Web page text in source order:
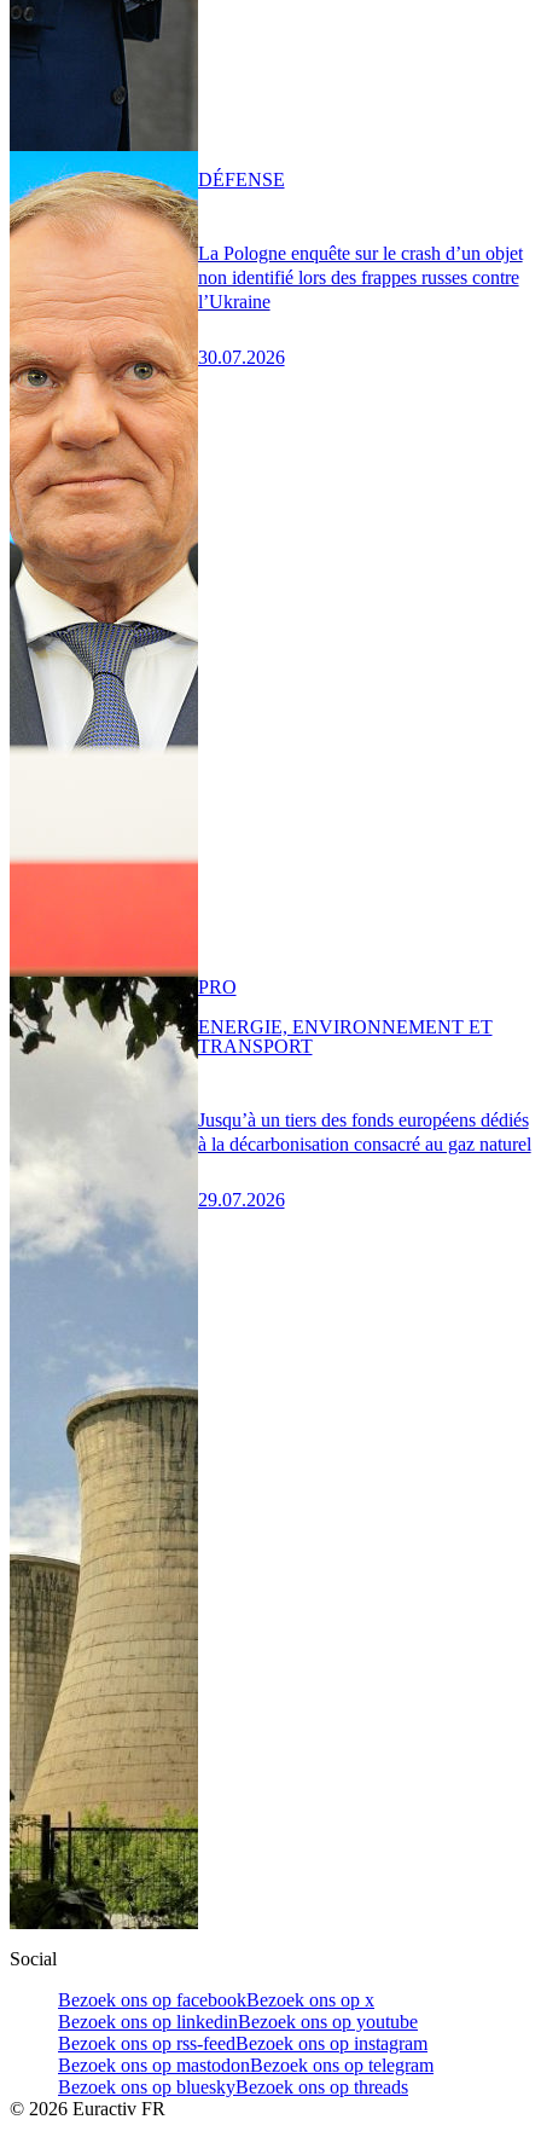
La Pologne enquête sur le crash d’un objet
non identifié lors des frappes russes contre
l’Ukraine
30.07.2026
DÉFENSE
Jusqu’à un tiers des fonds européens dédiés
à la décarbonisation consacré au gaz naturel
29.07.2026
PRO
ENERGIE, ENVIRONNEMENT ET
TRANSPORT
Social
Bezoek ons op facebookBezoek ons op x
Bezoek ons op linkedinBezoek ons op youtube
Bezoek ons op rss-feedBezoek ons op instagram
Bezoek ons op mastodonBezoek ons op telegram
Bezoek ons op blueskyBezoek ons op threads
© 2026 Euractiv FR